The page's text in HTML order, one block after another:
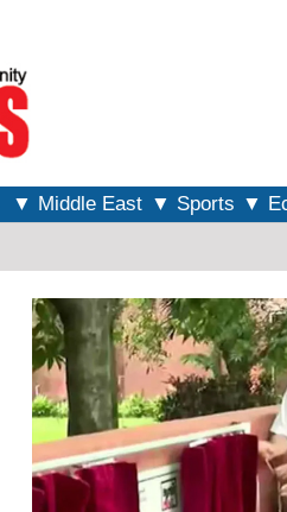
▼ Middle East ▼ Sports ▼